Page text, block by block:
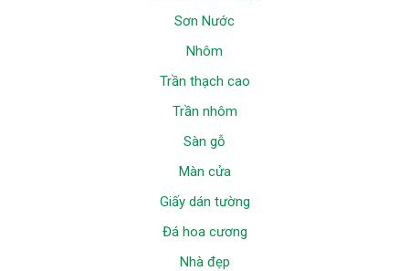
Sơn Nước
Nhôm
Trần thạch cao
Trần nhôm
Sàn gỗ
Màn cửa
Giấy dán tường
Đá hoa cương
Nhà đẹp